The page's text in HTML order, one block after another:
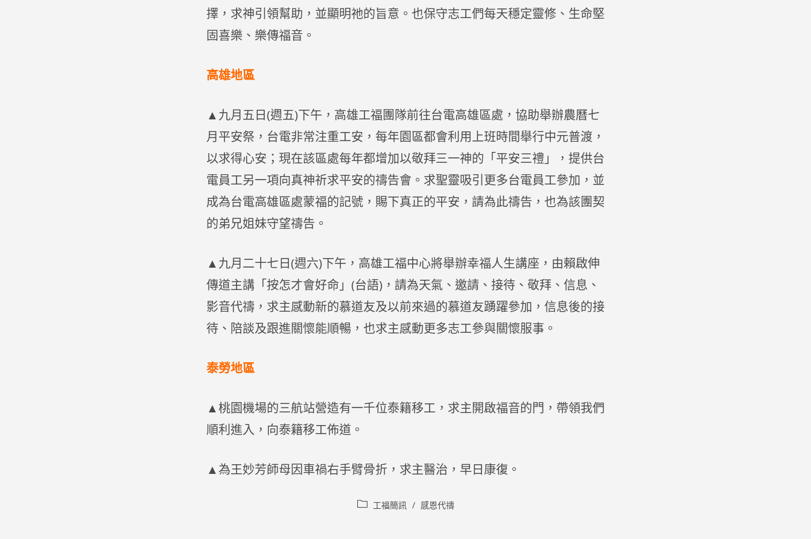
擇，求神引領幫助，並顯明祂的旨意。也保守志工們每天穩定靈修、生命堅
固喜樂、樂傳福音。
高雄地區
▲九月五日(週五)下午，高雄工福團隊前往台電高雄區處，協助舉辦農曆七
月平安祭，台電非常注重工安，每年園區都會利用上班時間舉行中元普渡，
以求得心安；現在該區處每年都增加以敬拜三一神的「平安三禮」，提供台
電員工另一項向真神祈求平安的禱告會。求聖靈吸引更多台電員工參加，並
成為台電高雄區處蒙福的記號，賜下真正的平安，請為此禱告，也為該團契
的弟兄姐妹守望禱告。
▲九月二十七日(週六)下午，高雄工福中心將舉辦幸福人生講座，由賴啟伸
傳道主講「按怎才會好命」(台語)，請為天氣、邀請、接待、敬拜、信息、
影音代禱，求主感動新的慕道友及以前來過的慕道友踴躍參加，信息後的接
待、陪談及跟進關懷能順暢，也求主感動更多志工參與關懷服事。
泰勞地區
▲桃園機場的三航站營造有一千位泰籍移工，求主開啟福音的門，帶領我們
順利進入，向泰籍移工佈道。
▲為王妙芳師母因車禍右手臂骨折，求主醫治，早日康復。
Post 工福簡訊 / 感恩代禱